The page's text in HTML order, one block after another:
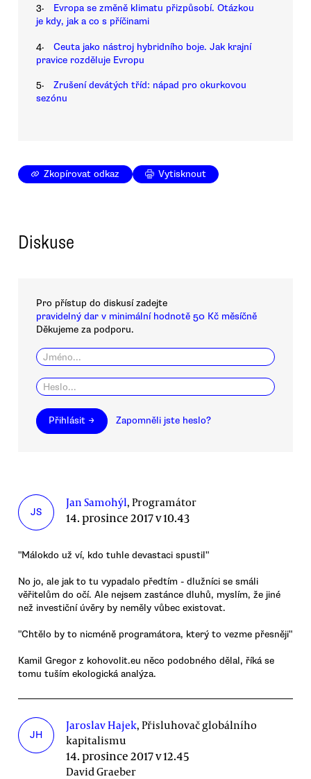
3.
Evropa se změně klimatu přizpůsobí. Otázkou
je kdy, jak a co s příčinami
4.
Ceuta jako nástroj hybridního boje. Jak krajní
pravice rozděluje Evropu
5.
Zrušení devátých tříd: nápad pro okurkovou
sezónu
Zkopírovat odkaz Vytisknout
Diskuse
Pro přístup do diskusí zadejte
pravidelný dar v minimální hodnotě 50 Kč měsíčně
Děkujeme za podporu.
Přihlásit → Zapomněli jste heslo?
JS
Jan Samohýl, Programátor
14. prosince 2017 v 10.43
"Málokdo už ví, kdo tuhle devastaci spustil"
No jo, ale jak to tu vypadalo předtím - dlužníci se smáli
věřitelům do očí. Ale nejsem zastánce dluhů, myslím, že jiné
než investiční úvěry by neměly vůbec existovat.
"Chtělo by to nicméně programátora, který to vezme přesněji"
Kamil Gregor z kohovolit.eu něco podobného dělal, říká se
tomu tuším ekologická analýza.
JH
Jaroslav Hajek, Přisluhovač globálního
kapitalismu
14. prosince 2017 v 12.45
David Graeber